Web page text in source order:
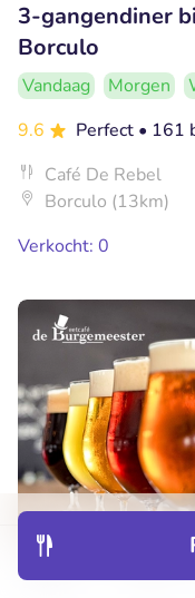
3-gangendiner
Borculo
Vandaag Morgen
9.6
Perfect • 161
Café De Rebel
Borculo (13km)
Verkocht: 0